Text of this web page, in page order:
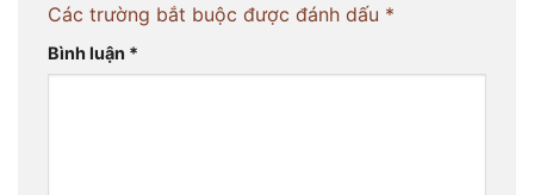
Các trường bắt buộc được đánh dấu *
Bình luận *